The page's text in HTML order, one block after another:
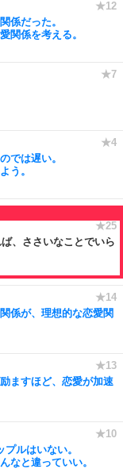
係だった。
関係を考える。
では遅い。
う。
、ささいなことでいら
係が、理想的な恋愛関
ますほど、恋愛が加速
ルはいない。
なと違っていい。